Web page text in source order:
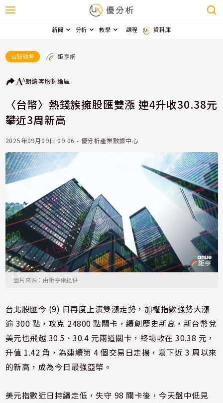
新聞 分析 教學 課程 資料庫
台股動態 鉅亨網
朗讀客服討論區
〈台幣〉熱錢簇擁股匯雙漲 連4升收30.38元
攀近3周新高
2025年09月09日 09:06 - 優分析產業數據中心
圖片來源：由鉅亨網提供
台北股匯今 (9) 日再度上演雙漲走勢，加權指數強勢大漲
逾 300 點，攻克 24800 點關卡，續創歷史新高，新台幣兌
美元也飛越 30.5、30.4 元兩道關卡，終場收在 30.38 元，
升值 1.42 角，為連續第 4 個交易日走揚，寫下近 3 周以來
的新高，成為今日最強亞幣。
美元指數近日持續走低，失守 98 關卡後，今天盤中低見